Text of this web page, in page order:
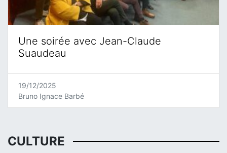
Une soirée avec Jean-Claude
Suaudeau
19/12/2025
Bruno Ignace Barbé
CULTURE